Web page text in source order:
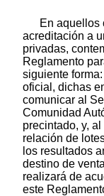
En aquellos
acreditación a
privadas,
Reglamento
siguiente
oficial, dichas
comunicar al
Comunidad
precintado, y,
relación de
los resultados
destino de
realizará de
este